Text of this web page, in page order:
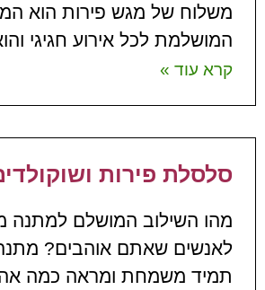
משלוח של מגש פירות הוא
המושלמת לכל אירוע חגיגי
קרא עוד »
סלסלת פירות
מהו השילוב המושלם למתנה
לאנשים שאתם אוהבים?
תמיד משמחת ומראה כמה